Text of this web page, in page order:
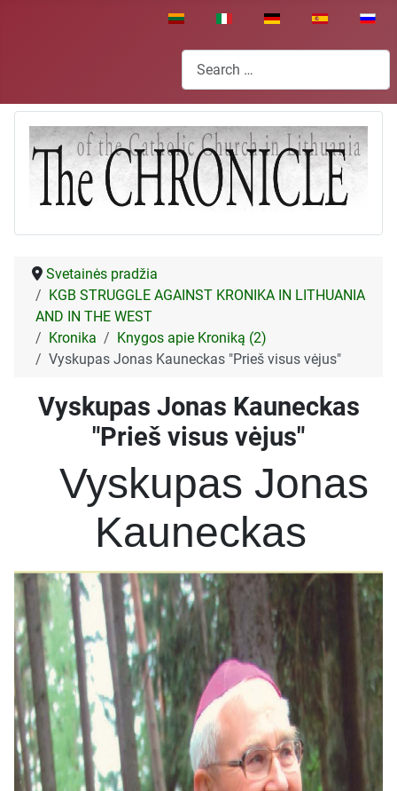
Select your language
Search
Svetainės pradžia
KGB STRUGGLE AGAINST KRONIKA IN LITHUANIA
AND IN THE WEST
Kronika
Knygos apie Kroniką (2)
Vyskupas Jonas Kauneckas "Prieš visus vėjus"
Vyskupas Jonas Kauneckas
"Prieš visus vėjus"
Vyskupas Jonas
Kauneckas